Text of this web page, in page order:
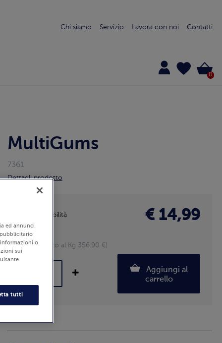
Chi siamo Servizio Lavora con noi Contatti
0
MultiGums
7361
Dettagli prodotto
Disponibilità € 14,99
Pezzi: 30
42 g (Prezzo al Kg 356.90 €)
Aggiungi al
carrello
ed annunci
o
sui
tutti